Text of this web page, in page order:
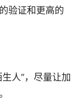
验证和更高的
人”，尽量让加